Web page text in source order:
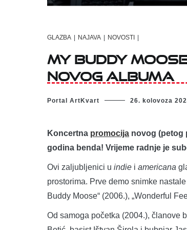
GLAZBA NAJAVA NOVOSTI
My Buddy
novog albuma
Portal ArtKvart 26. kolovoza
Koncertna promocija novog (petog
godina benda! Vrijeme radnje je
Ovi zaljubljenici u indie i americana
prostorima. Prve demo snimke
Buddy Moose“ (2006.), „Wonderful
Od samoga početka (2004.), članove